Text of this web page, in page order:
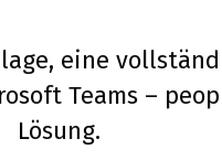
eine
Teams –
Lösung.